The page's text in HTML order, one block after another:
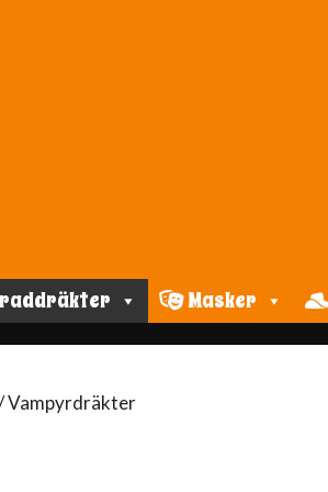
Masker
Vampyrdräkter